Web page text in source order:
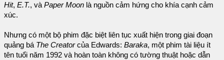
Hit, E.T., vàPaper Moon là nguồn cảm hứng cho khía cạnh cảm
xúc.
Nhưng có một bộ phim đặc biệt liên tục xuất hiện trong giai đoạn
quảng bá The Creatorcủa Edwards: Baraka, một phim tài liệu ít
tên tuổi năm 1992 và hoàn toàn không có tường thuật hoặc dẫn